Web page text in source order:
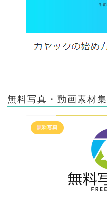
無料写真・動画素材集